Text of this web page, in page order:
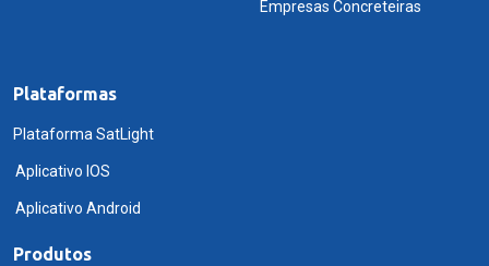
Empresas Concreteiras
Plataformas
Plataforma SatLight
Aplicativo IOS
Aplicativo Android
Produtos